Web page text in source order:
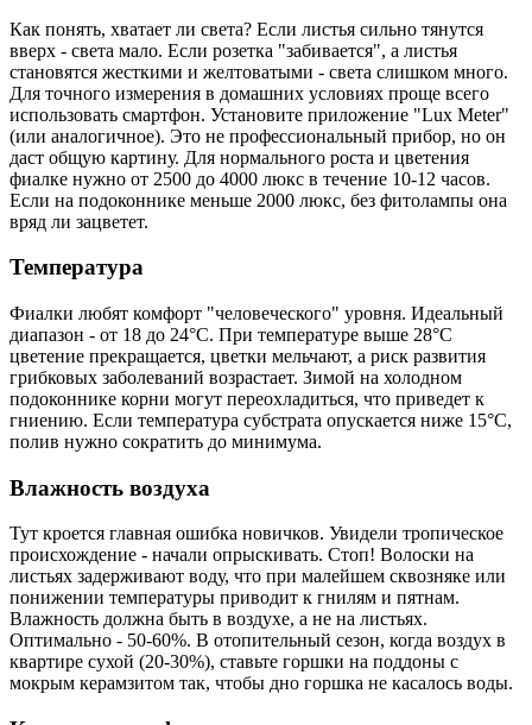
Как понять, хватает ли света? Если листья сильно тянутся
вверх - света мало. Если розетка "забивается", а листья
становятся жесткими и желтоватыми - света слишком много.
Для точного измерения в домашних условиях проще всего
использовать смартфон. Установите приложение "Lux Meter"
(или аналогичное). Это не профессиональный прибор, но он
даст общую картину. Для нормального роста и цветения
фиалке нужно от 2500 до 4000 люкс в течение 10-12 часов.
Если на подоконнике меньше 2000 люкс, без фитолампы она
вряд ли зацветет.
Температура
Фиалки любят комфорт "человеческого" уровня. Идеальный
диапазон - от 18 до 24°C. При температуре выше 28°C
цветение прекращается, цветки мельчают, а риск развития
грибковых заболеваний возрастает. Зимой на холодном
подоконнике корни могут переохладиться, что приведет к
гниению. Если температура субстрата опускается ниже 15°C,
полив нужно сократить до минимума.
Влажность воздуха
Тут кроется главная ошибка новичков. Увидели тропическое
происхождение - начали опрыскивать. Стоп! Волоски на
листьях задерживают воду, что при малейшем сквозняке или
понижении температуры приводит к гнилям и пятнам.
Влажность должна быть в воздухе, а не на листьях.
Оптимально - 50-60%. В отопительный сезон, когда воздух в
квартире сухой (20-30%), ставьте горшки на поддоны с
мокрым керамзитом так, чтобы дно горшка не касалось воды.